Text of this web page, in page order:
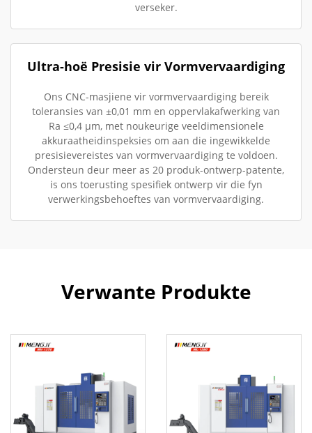
verseker.
Ultra-hoë Presisie vir Vormvervaardiging
Ons CNC-masjiene vir vormvervaardiging bereik
toleransies van ±0,01 mm en oppervlakafwerking van
Ra ≤0,4 µm, met noukeurige veeldimensionele
akkuraatheidinspeksies om aan die ingewikkelde
presisievereistes van vormvervaardiging te voldoen.
Ondersteun deur meer as 20 produk-ontwerp-patente,
is ons toerusting spesifiek ontwerp vir die fyn
verwerkingsbehoeftes van vormvervaardiging.
Verwante Produkte